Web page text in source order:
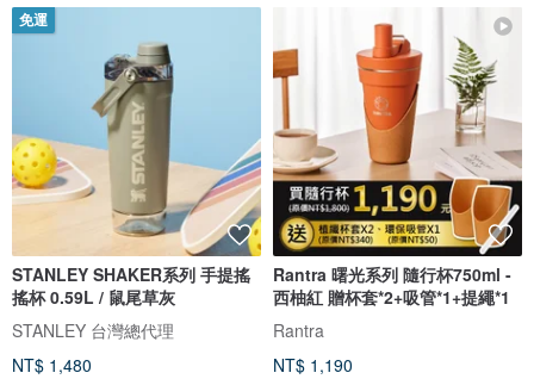
免運
STANLEY SHAKER系列 手提搖
搖杯 0.59L / 鼠尾草灰
STANLEY 台灣總代理
NT$ 1,480
Rantra 曙光系列 隨行杯750ml -
西柚紅 贈杯套*2+吸管*1+提繩*1
Rantra
NT$ 1,190